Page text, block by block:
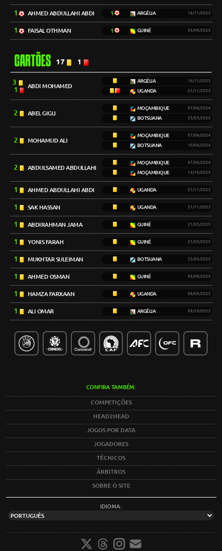
1 AHMED ABDULLAHI ABDI 1 ARGÉLIA 16/11/2023
1 FAISAL OTHMAN 1 GUINÉ 05/09/2025
CARTÕES 17 1
3
1
ABDI MOHAMED
ARGÉLIA 16/11/2023
UGANDA 21/11/2023
2 ABEL GIGLI
MOÇAMBIQUE 07/06/2024
BOTSUANA 25/03/2025
2 MOHAMUD ALI
MOÇAMBIQUE 07/06/2024
BOTSUANA 10/06/2024
2 ABDULSAMED ABDULLAHI
MOÇAMBIQUE 07/06/2024
MOÇAMBIQUE 14/10/2025
1 AHMED ABDULLAHI ABDI UGANDA 21/11/2023
1 SAK HASSAN UGANDA 21/11/2023
1 ABDIRAHMAN JAMA GUINÉ 21/03/2025
1 YONIS FARAH GUINÉ 21/03/2025
1 MUKHTAR SULEIMAN BOTSUANA 25/03/2025
1 AHMED OSMAN GUINÉ 05/09/2025
1 HAMZA FARXAAN UGANDA 08/09/2025
1 ALI OMAR ARGÉLIA 09/10/2025
CONFIRA TAMBÉM:
COMPETIÇÕES
HEAD2HEAD
JOGOS POR DATA
JOGADORES
TÉCNICOS
ÁRBITROS
SOBRE O SITE
IDIOMA: